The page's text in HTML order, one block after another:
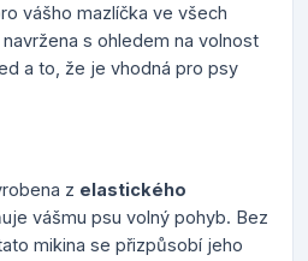
vášho mazlíčka ve všech
s ohledem na volnost
a to, že je vhodná pro psy
z elastického
vášmu psu volný pohyb. Bez
mikina se přizpůsobí jeho